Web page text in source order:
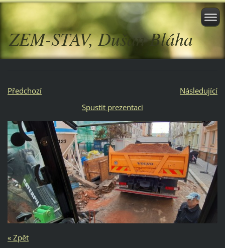
ZEM-STAV, Dušan Bláha
Předchozí
Následující
Spustit prezentaci
« Zpět